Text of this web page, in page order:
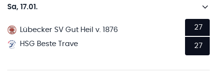
Sa, 17.01.
Lübecker SV Gut Heil v. 1876
HSG Beste Trave
27
27